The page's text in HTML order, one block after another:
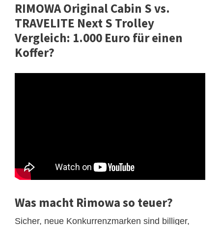
RIMOWA Original Cabin S vs.
TRAVELITE Next S Trolley
Vergleich: 1.000 Euro für einen
Koffer?
Was macht Rimowa so teuer?
Sicher, neue Konkurrenzmarken sind billiger,